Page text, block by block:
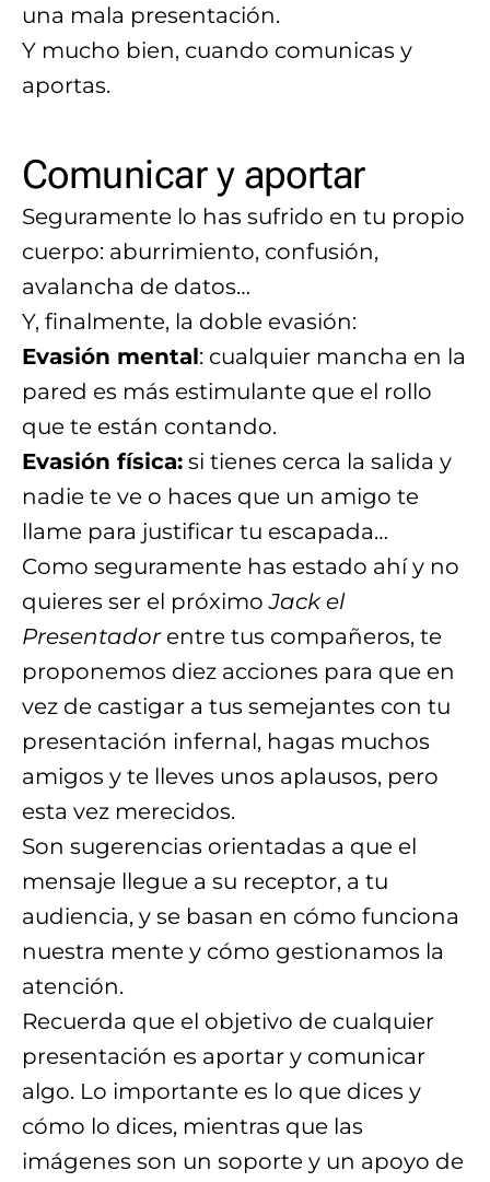
una mala presentación.
Y mucho bien, cuando comunicas y
aportas.
Comunicar y aportar
Seguramente lo has sufrido en tu propio
cuerpo: aburrimiento, confusión,
avalancha de datos…
Y, finalmente, la doble evasión:
Evasión mental: cualquier mancha en la
pared es más estimulante que el rollo
que te están contando.
Evasión física: si tienes cerca la salida y
nadie te ve o haces que un amigo te
llame para justificar tu escapada…
Como seguramente has estado ahí y no
quieres ser el próximo Jack el
Presentador entre tus compañeros, te
proponemos diez acciones para que en
vez de castigar a tus semejantes con tu
presentación infernal, hagas muchos
amigos y te lleves unos aplausos, pero
esta vez merecidos.
Son sugerencias orientadas a que el
mensaje llegue a su receptor, a tu
audiencia, y se basan en cómo funciona
nuestra mente y cómo gestionamos la
atención.
Recuerda que el objetivo de cualquier
presentación es aportar y comunicar
algo. Lo importante es lo que dices y
cómo lo dices, mientras que las
imágenes son un soporte y un apoyo de